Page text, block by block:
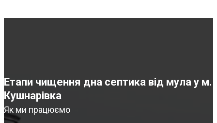
Етапи чищення дна септика від мула у м.
Кушнарівка
Як ми працюємо